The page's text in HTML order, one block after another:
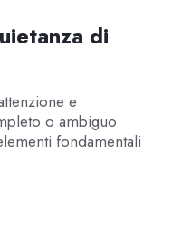
di
e
o ambiguo
fondamentali